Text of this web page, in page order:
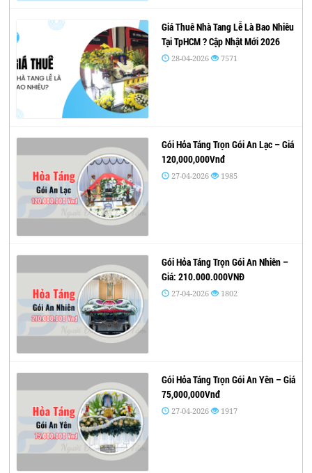
Giá Thuê Nhà Tang Lễ Là Bao Nhiêu
Tại TpHCM ? Cập Nhật Mới 2026
28-04-2026 7571
Gói Hỏa Táng Trọn Gói An Lạc – Giá
120,000,000Vnđ
27-04-2026 1985
Gói Hỏa Táng Trọn Gói An Nhiên –
Giá: 210.000.000VNĐ
27-04-2026 1802
Gói Hỏa Táng Trọn Gói An Yên – Giá
75,000,000Vnđ
27-04-2026 1917